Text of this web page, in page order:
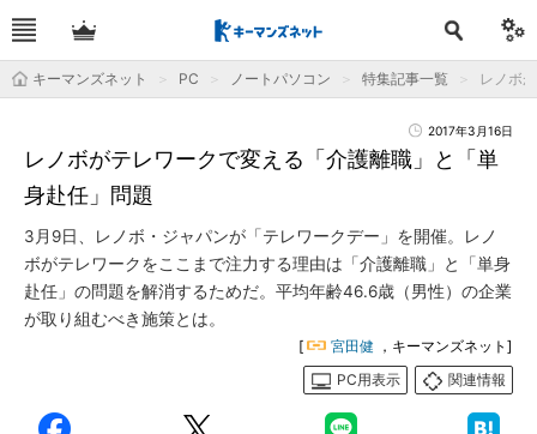
キーマンズネット PC ノートパソコン 特集記事一覧 レノボ
2017年3月16日
レノボがテレワークで変える「介護離職」と「単
身赴任」問題
3月9日、レノボ・ジャパンが「テレワークデー」を開催。レノ
ボがテレワークをここまで注力する理由は「介護離職」と「単身
赴任」の問題を解消するためだ。平均年齢46.6歳（男性）の企業
が取り組むべき施策とは。
[ 宮田健 ，キーマンズネット]
PC用表示
関連情報